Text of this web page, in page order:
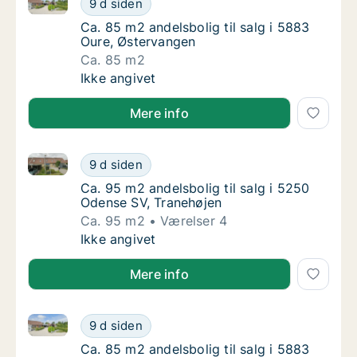
9 d siden
Ca. 85 m2 andelsbolig til salg i 5883 Oure,
Ca. 85 m2 andelsbolig til salg i 5883
Oure, Østervangen
Ca. 85 m2
Ca. 85 m2 andelsbolig til salg i 5883 Oure,
Ikke angivet
Mere info
Ca. 95 m2 andelsbolig til salg i 5250
9 d siden
Ca. 95 m2 andelsbolig til salg i 5250 Odense SV,
Ca. 95 m2 andelsbolig til salg i 5250
Ca. 95 m2 andelsbolig til salg i 5250
Odense SV, Tranehøjen
Ca. 95 m2
Værelser 4
Ca. 95 m2 andelsbolig til salg i 5250
Ikke angivet
Mere info
Ca. 85 m2 andelsbolig til salg i 5883 Oure,
9 d siden
Ca. 85 m2 andelsbolig til salg i 5883 Oure,
Ca. 85 m2 andelsbolig til salg i 5883 Oure,
Ca. 85 m2 andelsbolig til salg i 5883